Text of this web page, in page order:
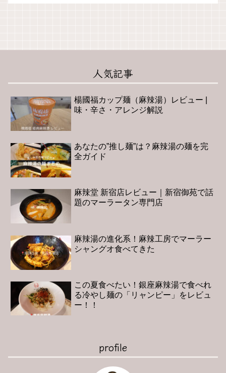
人気記事
楊國福カップ麺（麻辣湯）レビュー |
味・辛さ・アレンジ解説
あなたの”推し麺”は？麻辣湯の麺を完
全ガイド
麻辣堂 新宿店レビュー｜新宿御苑で話
題のマーラータン専門店
麻辣湯の進化系！麻辣工房でマーラー
シャングオ食べてきた
この夏食べたい！銀座麻辣湯で食べれ
る冷やし麺の「リャンピー」をレビュ
ー！！
profile